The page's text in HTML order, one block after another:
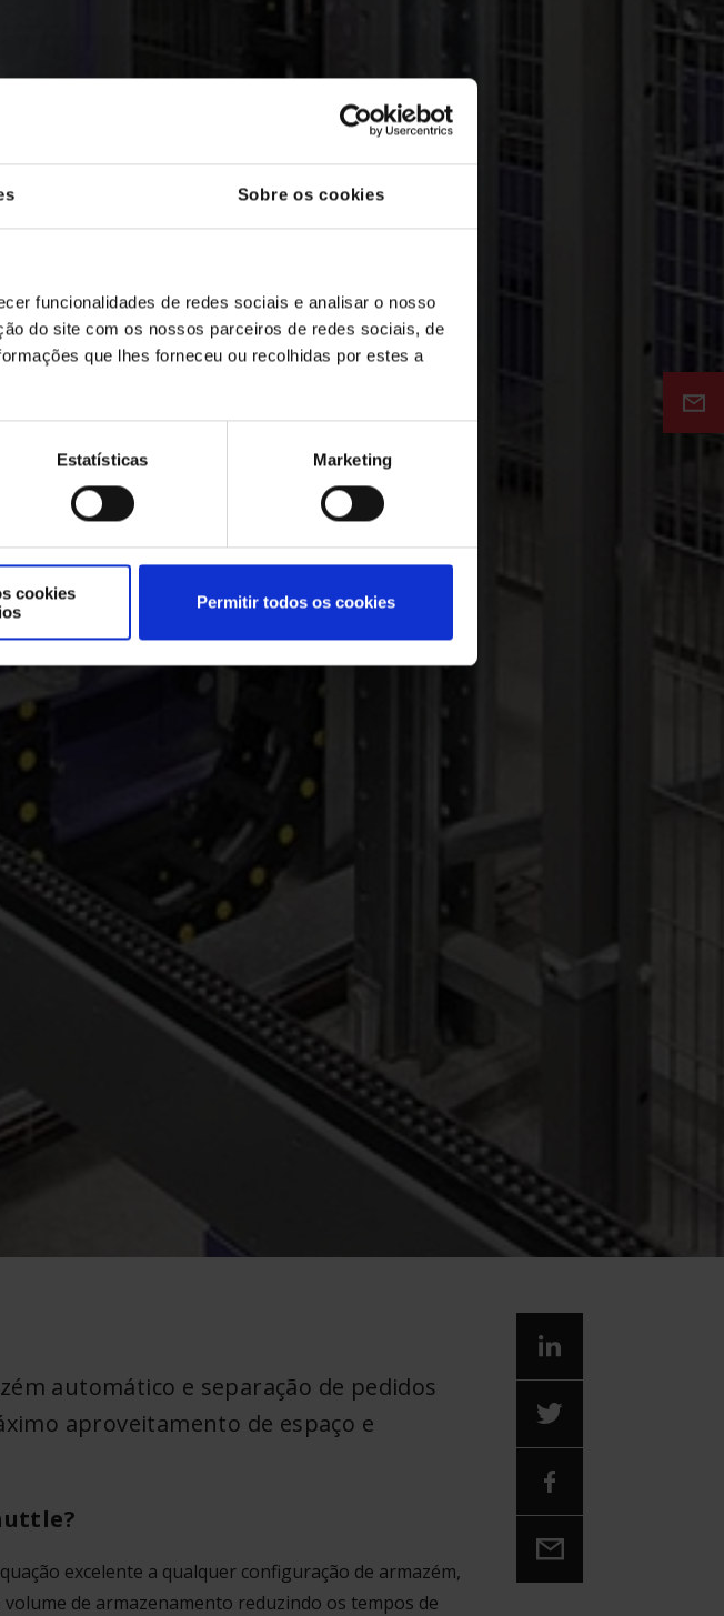
Sobre os cookies
funcionalidades de redes sociais e analisar o nosso
do site com os nossos parceiros de redes sociais, de
que lhes forneceu ou recolhidas por estes a
Estatísticas Marketing
cookies
Permitir todos os cookies
automático e separação de pedidos
aproveitamento de espaço e
excelente a qualquer configuração de armazém,
de armazenamento reduzindo os tempos de